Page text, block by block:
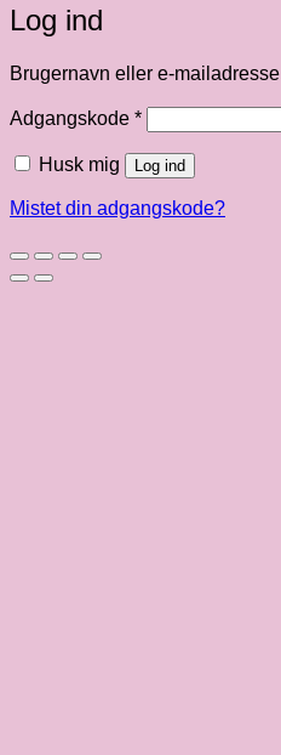
Log ind
Brugernavn eller e-mailadresse
Adgangskode *Påkrævet
Husk mig Log ind
Mistet din adgangskode?